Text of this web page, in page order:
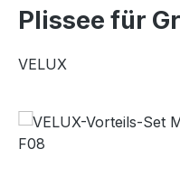
Plissee für
VELUX
Bildergalerie